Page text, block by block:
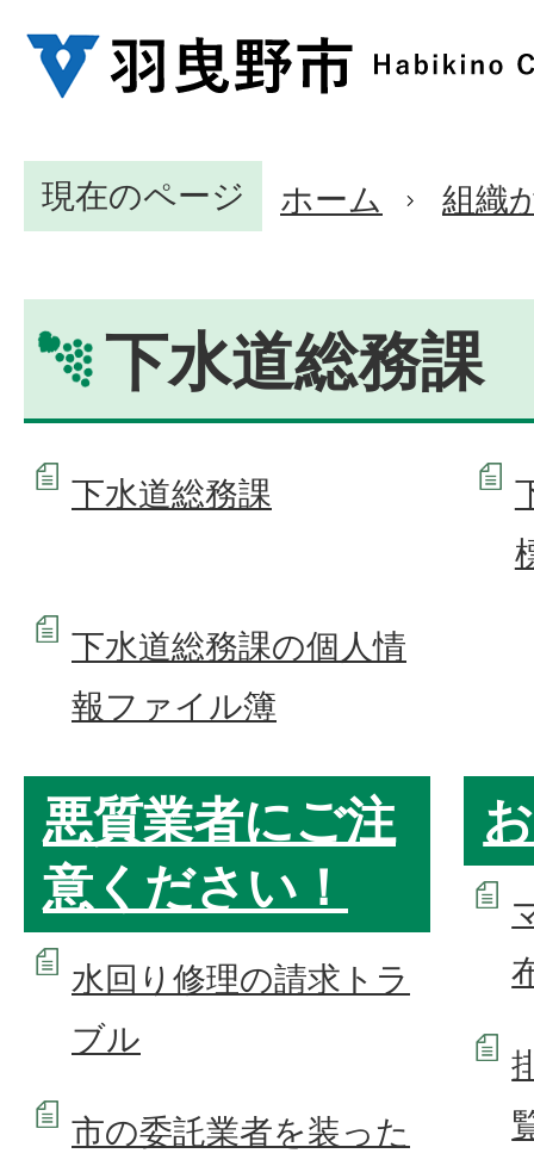
現在のページ ホーム 組織
下水道総務課
下水道総務課
下水道総務課の個人情
報ファイル簿
悪質業者にご注
意ください！
水回り修理の請求トラ
ブル
市の委託業者を装った